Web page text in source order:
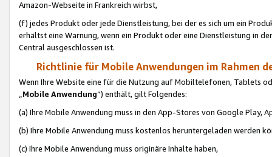
Amazon-Webseite in Frankreich wirbst,
(f) jedes Produkt oder jede Dienstleistung, bei der es sich um ein
erhältst eine Warnung, wenn ein Produkt oder eine Dienstleistung in
Central ausgeschlossen ist.
Richtlinie für Mobile Anwendungen im Rahmen
Wenn Ihre Website eine für die Nutzung auf Mobiltelefonen, Tablets
„Mobile Anwendung“) enthält, gilt Folgendes:
(a) Ihre Mobile Anwendung muss in den App-Stores von Google Play,
(b) Ihre Mobile Anwendung muss kostenlos heruntergeladen werden
(c) Ihre Mobile Anwendung muss originäre Inhalte haben,